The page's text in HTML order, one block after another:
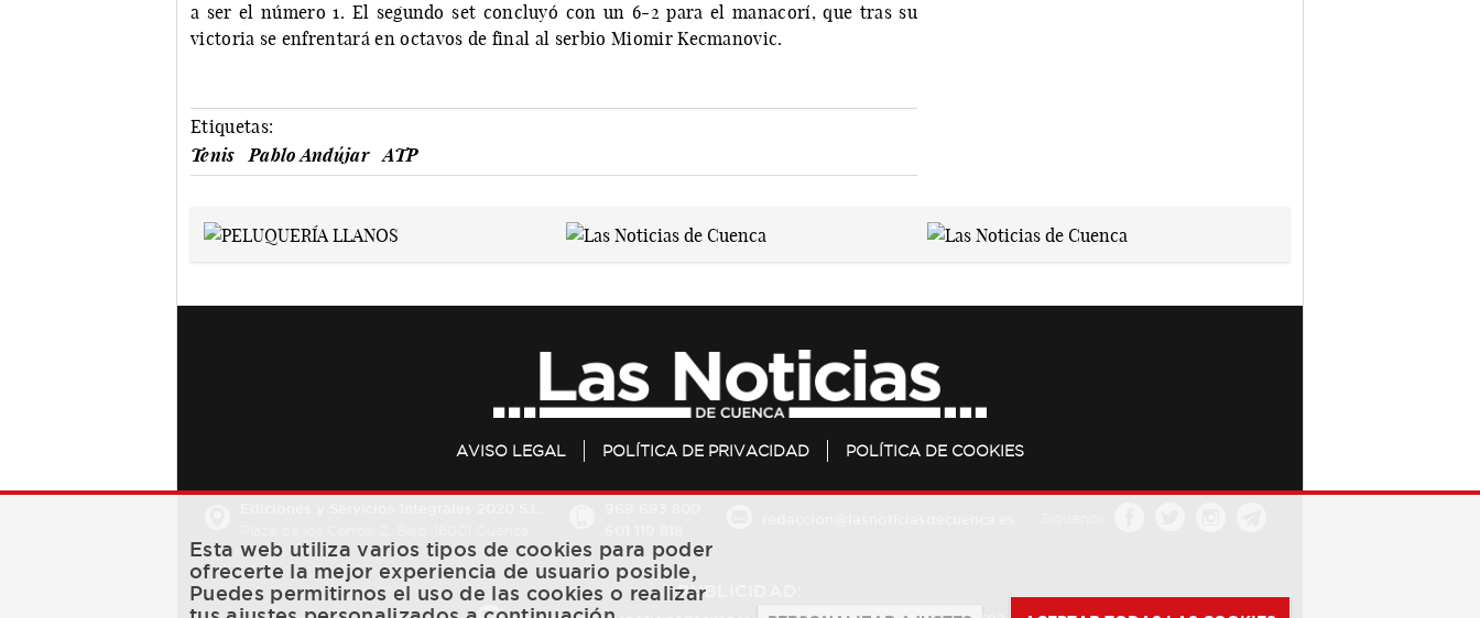
a ser el número 1. El segundo set concluyó con un 6-2 para el manacorí, que tras su
victoria se enfrentará en octavos de final al serbio Miomir Kecmanovic.
Etiquetas:
Tenis
Pablo Andújar ATP
AVISO LEGAL POLÍTICA DE PRIVACIDAD POLÍTICA DE COOKIES
PUBLICIDAD:
Esta web utiliza varios tipos de cookies para poder
ofrecerte la mejor experiencia de usuario posible,
Puedes permitirnos el uso de las cookies o realizar